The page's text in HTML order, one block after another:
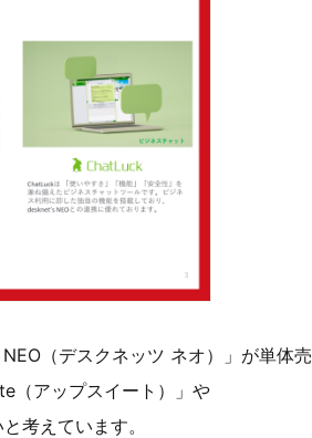
（デスクネッツ ネオ）」が単体売
（アップスイート）」や
考えています。